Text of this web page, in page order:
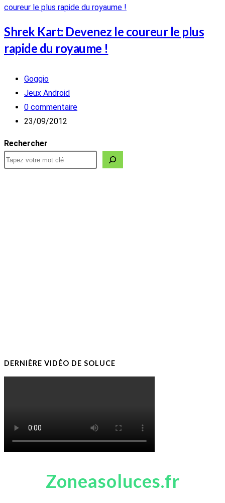
Shrek Kart: Devenez le coureur le plus
rapide du royaume !
Auteur/autrice
de
la
publication :
Goggio
Post
category:
Jeux Android
Commentaires
de
publication :
0 commentaire
Publication
23/09/2012
Rechercher
DERNIÈRE VIDÉO DE SOLUCE
Zoneasoluces.fr